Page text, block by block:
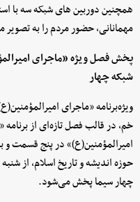
همچنین دوربین های شبکه سه با
مهمانانی، حضور مردم را به
پخش فصل ویژه «ماجرای
شبکه چهار
ویژه‌برنامه «ماجرای
خم، در قالب فصل تازه‌ای از برنامه
امیرالمؤمنین(ع)» در پنج قسمت و
چهار سیما پخش می‌شود.